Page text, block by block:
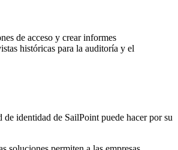
de acceso y crear informes
históricas para la auditoría y el
de identidad de SailPoint puede hacer por su